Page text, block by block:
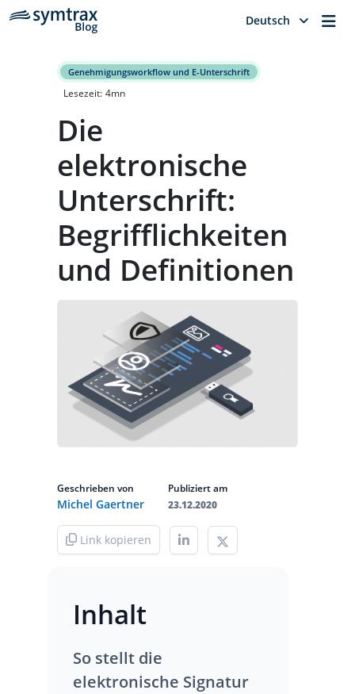
Deutsch
Genehmigungsworkflow und E-Unterschrift
Lesezeit: 4mn
Die
elektronische
Unterschrift:
Begrifflichkeiten
und Definitionen
Geschrieben von
Michel Gaertner
Publiziert am
23.12.2020
Link kopieren
Inhalt
So stellt die
elektronische Signatur